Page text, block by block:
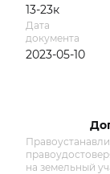
13-23к
Дата
документа
2023-05-10
на земельный